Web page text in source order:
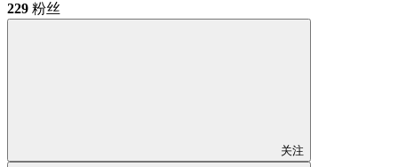
229 粉丝
关注